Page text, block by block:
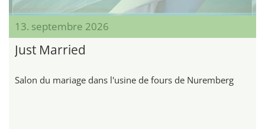
13. septembre 2026
Just Married
Salon du mariage dans l'usine de fours de Nuremberg